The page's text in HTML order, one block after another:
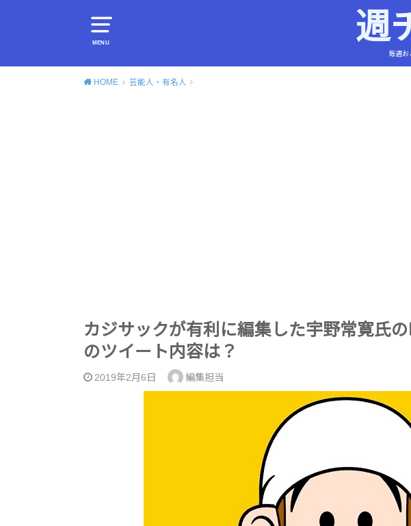
MENU 週
毎週お
HOME 芸能人・有名人
カジサックが有利に編集した宇野常寛氏
のツイート内容は？
2019年2月6日 編集担当